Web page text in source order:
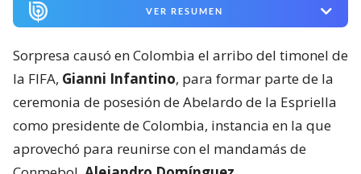
VER RESUMEN
Sorpresa causó en Colombia el arribo del timonel de
la FIFA, Gianni Infantino, para formar parte de la
ceremonia de posesión de Abelardo de la Espriella
como presidente de Colombia, instancia en la que
aprovechó para reunirse con el mandamás de